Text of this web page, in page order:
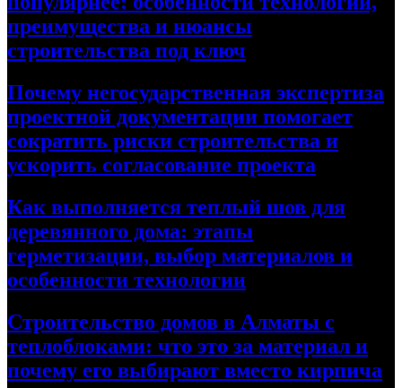
преимущества и нюансы
строительства под ключ
Почему негосударственная экспертиза
проектной документации помогает
сократить риски строительства и
ускорить согласование проекта
Как выполняется теплый шов для
деревянного дома: этапы
герметизации, выбор материалов и
особенности технологии
Строительство домов в Алматы с
теплоблоками: что это за материал и
почему его выбирают вместо кирпича